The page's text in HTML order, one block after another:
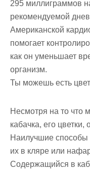
295 миллиграммов
рекомендуемой
Американской
помогает
как он уменьшает
организм.
Ты можешь есть
Несмотря на то что
кабачка, его
Наилучшие способы
их в кляре или
Содержащийся в